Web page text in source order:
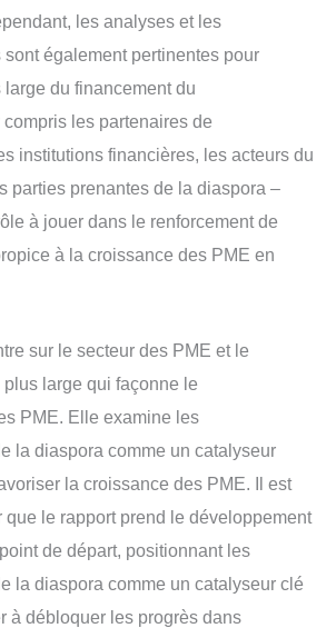
les analyses et les
également pertinentes pour
large du financement du
les partenaires de
institutions financières, les acteurs du
parties prenantes de la diaspora –
à jouer dans le renforcement de
à la croissance des PME en
sur le secteur des PME et le
large qui façonne le
PME. Elle examine les
la diaspora comme un catalyseur
la croissance des PME. Il est
que le rapport prend le développement
de départ, positionnant les
la diaspora comme un catalyseur clé
à débloquer les progrès dans